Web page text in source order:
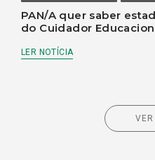
PAN/A quer saber
do Cuidador
LER NOTÍCIA